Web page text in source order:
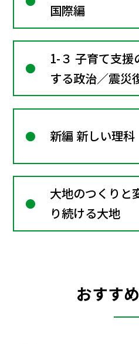
国際編
1-３ 子育て支援
する政治／震災
実現する政治（
新編 新しい理
大地のつくり
り続ける大地
おすす